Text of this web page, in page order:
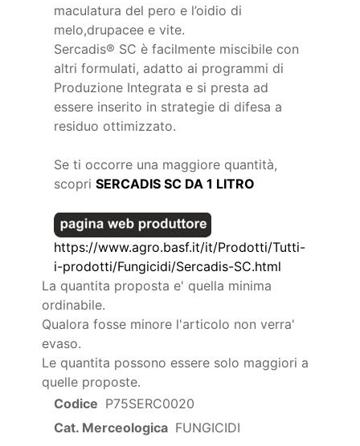
maculatura del pero e l’oidio di
melo,drupacee e vite.
Sercadis® SC è facilmente miscibile con
altri formulati, adatto ai programmi di
Produzione Integrata e si presta ad
essere inserito in strategie di difesa a
residuo ottimizzato.
Se ti occorre una maggiore quantità,
scopriSERCADIS SC DA 1 LITRO
https://www.agro.basf.it/it/Prodotti/Tutti-
i-prodotti/Fungicidi/Sercadis-SC.html
La quantita proposta e' quella minima
ordinabile.
Qualora fosse minore l'articolo non verra'
evaso.
Le quantita possono essere solo maggiori a
quelle proposte.
Codice P75SERC0020
Cat. Merceologica FUNGICIDI